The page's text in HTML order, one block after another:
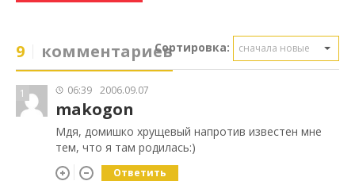
9 комментариевСортировка: сначала новые
1 06:39 2006.09.07
makogon
Мдя, домишко хрущевый напротив известен мне
тем, что я там родилась:)
Ответить